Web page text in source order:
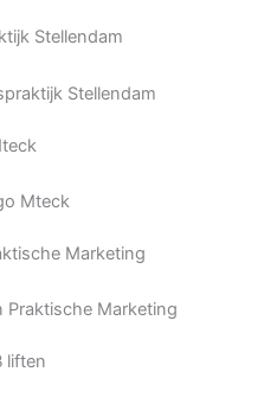
Stellendam
Marketing
liften